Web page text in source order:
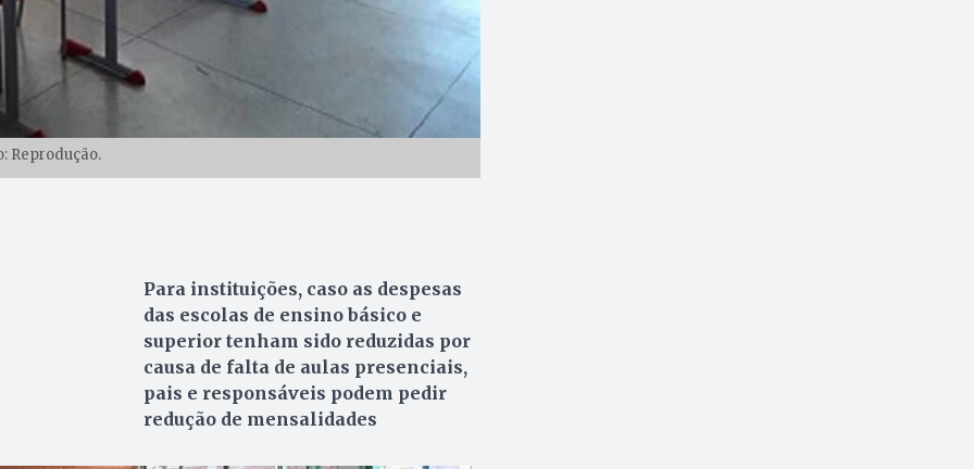
Reprodução.
Para instituições, caso as despesas
das escolas de ensino básico e
superior tenham sido reduzidas por
causa de falta de aulas presenciais,
pais e responsáveis podem pedir
redução de mensalidades